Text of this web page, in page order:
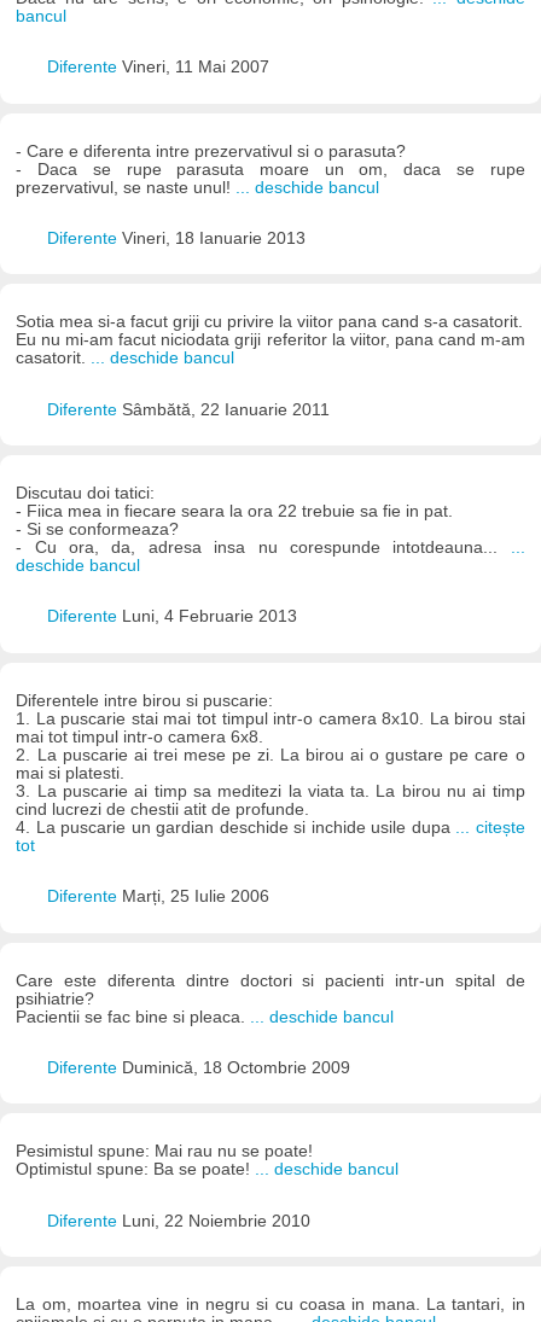
bancul
Diferente Vineri, 11 Mai 2007
- Care e diferenta intre prezervativul si o parasuta?
- Daca se rupe parasuta moare un om, daca se rupe
prezervativul, se naste unul!
... deschide bancul
Diferente Vineri, 18 Ianuarie 2013
Sotia mea si-a facut griji cu privire la viitor pana cand s-a casatorit.
Eu nu mi-am facut niciodata griji referitor la viitor, pana cand m-am
casatorit. ... deschide bancul
Diferente Sâmbătă, 22 Ianuarie 2011
Discutau doi tatici:
- Fiica mea in fiecare seara la ora 22 trebuie sa fie in pat.
- Si se conformeaza?
- Cu ora, da, adresa insa nu corespunde intotdeauna... ...
deschide bancul
Diferente Luni, 4 Februarie 2013
Diferentele intre birou si puscarie:
1. La puscarie stai mai tot timpul intr-o camera 8x10. La birou stai
mai tot timpul intr-o camera 6x8.
2. La puscarie ai trei mese pe zi. La birou ai o gustare pe care o
mai si platesti.
3. La puscarie ai timp sa meditezi la viata ta. La birou nu ai timp
cind lucrezi de chestii atit de profunde.
4. La puscarie un gardian deschide si inchide usile dupa
... citește
tot
Diferente Marți, 25 Iulie 2006
Care este diferenta dintre doctori si pacienti intr-un spital de
psihiatrie?
Pacientii se fac bine si pleaca.
... deschide bancul
Diferente Duminică, 18 Octombrie 2009
Pesimistul spune: Mai rau nu se poate!
Optimistul spune: Ba se poate! ... deschide bancul
Diferente Luni, 22 Noiembrie 2010
La om, moartea vine in negru si cu coasa in mana. La tantari, in